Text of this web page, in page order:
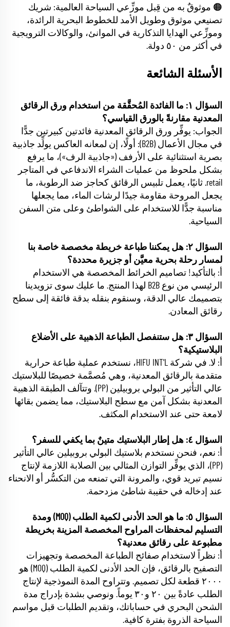
🟠 موثوقٌ به من قِبل موزِّعي السياحة العالمية: شريك
تصنيعي موثوق وطويل الأمد للخطوط البحرية الرائدة،
وموزِّعي الهدايا التذكارية في الموانئ، والوكالات الترويجية
في أكثر من ٥٠ دولة.
الأسئلة الشائعة
السؤال ١: ما الفائدة المُحقَّقة من استخدام ورق الرقائق
المعدنية مقارنةً بالورق القياسي؟
الجواب: يوفِّر ورق الرقائق المعدنية فائدتين كبيرتين جدًّا
في مجال الأعمال (B2B): أولًا، إن لمعانه العاكس يولِّد جاذبية
بصرية استثنائية على الأرفف («جاذبية الرف»)، ما يرفع
بشكل ملحوظ من عمليات الشراء الاندفاعي في المتاجر
retail. ثانيًا، يعمل تلبيس الرقائق كحاجز ضد الرطوبة، ما
يجعل المروحة مقاومة جيدًا لرشات الماء، مما يجعلها
مناسبة جدًّا للاستخدام على الشواطئ وعلى متن السفن
السياحية.
السؤال ٢: هل يمكننا طباعة خريطة مخصصة خاصة بنا
لمسار رحلة بحرية معيَّن أو جزيرة محددة؟
أ: بالتأكيد! تصاميم الخرائط المخصصة هي الاستخدام
الرئيسي من نوع B2B لهذا المنتج. ما عليك سوى تزويدينا
بتصميمك عالي الدقة، وسنقوم بنقله بدقة فائقة إلى سطح
رقائق المعادن.
السؤال ٣: هل ستنفصل الطباعة الذهبية على الأضلاع
البلاستيكية؟
أ: لا. في شركة HIFU INT'L، نستخدم عملية طباعة حرارية
متقدمة بالرقائق المعدنية، وهي مُصمَّمة خصيصًا للبلاستيك
عالي التأثير من البولي بروبيلين (PP). وتتآلف الطبقة الذهبية
المعدنية بشكل آمن مع سطح البلاستيك، مما يضمن بقائها
لامعة حتى عند الاستخدام المكثف.
السؤال ٤: هل إطار البلاستيك متينٌ بما يكفي للسفر؟
أ: نعم، فنحن نستخدم بلاستيك البولي بروبيلين عالي التأثير
(PP)، الذي يوفِّر التوازن المثالي بين الصلابة اللازمة لإنتاج
نسيم تبريد قوي، والمرونة التي تمنعه من التكسُّر أو الانحناء
عند إدخاله في حقيبة شاطئ مزدحمة.
السؤال ٥: ما هو الحد الأدنى لكمية الطلب (MOQ) ومدة
التسليم لمحفظات المراوح المخصصة المزينة بخريطة
مطبوعة على رقائق معدنية؟
أ: نظراً لاستخدام صفائح الطباعة المخصصة وتجهيزات
التصفيح بالرقائق، فإن الحد الأدنى لكمية الطلب (MOQ) هو
٢٠٠٠ قطعة لكل تصميم. وتتراوح المدة النموذجية لإنتاج
الطلب عادةً بين ٢٠ و٣٠ يوماً. ونوصي بشدة بإدراج مدة
الشحن البحري في حساباتك، وتقديم الطلبات قبل مواسم
السياحة الذروة بفترة كافية.